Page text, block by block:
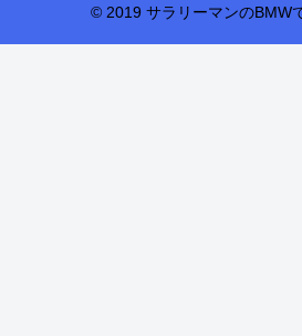
© 2019 サラリーマンのBMW